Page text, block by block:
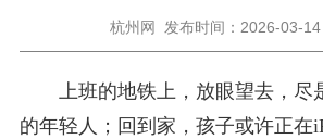
杭州网 发布时间：2026-03-
上班的地铁上，放眼望去，尽
的年轻人；回到家，孩子或许正在